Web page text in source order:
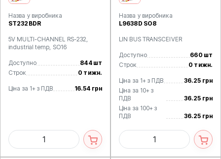
Назва у виробника
ST232BDR
5V MULTI-CHANNEL RS-232,
industrial temp, SO16
Доступно
844 шт
Строк
0 тижн.
Ціна за 1+ з ПДВ 16.54 грн
Назва у виробника
L9638D SO8
LIN BUS TRANSCEIVER
Доступно
660 шт
Строк
0 тижн.
Ціна за 1+ з ПДВ
36.25 грн
Ціна за 10+ з
ПДВ
36.25 грн
Ціна за 100+ з
ПДВ
36.25 грн